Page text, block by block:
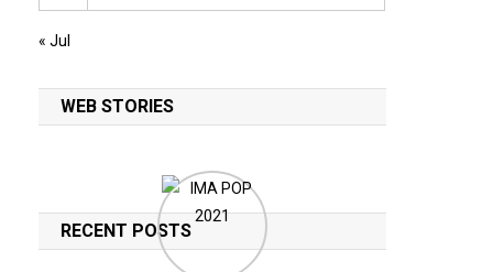
« Jul
WEB STORIES
RECENT POSTS